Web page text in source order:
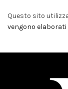
Questo sito
vengono